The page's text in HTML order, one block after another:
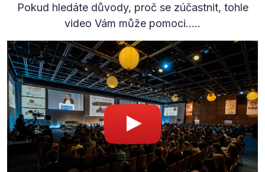
Pokud hledáte důvody, proč se zúčastnit, tohle
video Vám může pomoci…..